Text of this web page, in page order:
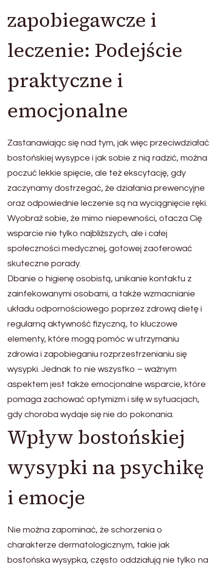
zapobiegawcze i
leczenie: Podejście
praktyczne i
emocjonalne
Zastanawiając się nad tym, jak więc przeciwdziałać
bostońskiej wysypce i jak sobie z nią radzić, można
poczuć lekkie spięcie, ale też ekscytację, gdy
zaczynamy dostrzegać, że działania prewencyjne
oraz odpowiednie leczenie są na wyciągnięcie ręki.
Wyobraź sobie, że mimo niepewności, otacza Cię
wsparcie nie tylko najbliższych, ale i całej
społeczności medycznej, gotowej zaoferować
skuteczne porady.
Dbanie o higienę osobistą, unikanie kontaktu z
zainfekowanymi osobami, a także wzmacnianie
układu odpornościowego poprzez zdrową dietę i
regularną aktywność fizyczną, to kluczowe
elementy, które mogą pomóc w utrzymaniu
zdrowia i zapobieganiu rozprzestrzenianiu się
wysypki. Jednak to nie wszystko – ważnym
aspektem jest także emocjonalne wsparcie, które
pomaga zachować optymizm i siłę w sytuacjach,
gdy choroba wydaje się nie do pokonania.
Wpływ bostońskiej
wysypki na psychikę
i emocje
Nie można zapominać, że schorzenia o
charakterze dermatologicznym, takie jak
bostońska wysypka, często oddziałują nie tylko na